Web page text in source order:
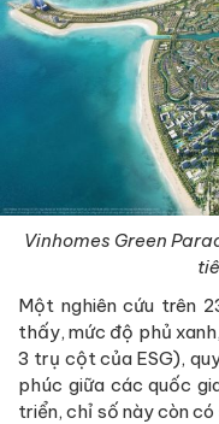
Vinhomes Green
Một nghiên cứu trên
thấy, mức độ phủ
3 trụ cột của ESG),
phúc giữa các quốc
triển, chỉ số này còn có